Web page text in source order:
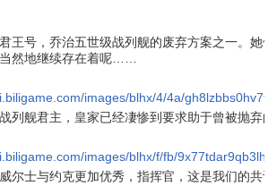
王号，乔治五世级战列舰的废弃方案之一。
然地继续存在着呢……
images/blhx/4/4a/
列舰君主，皇家已经凄惨到要求助于曾被抛弃
images/blhx/f/fb/
尔士与约克更加优秀，指挥官，这是我们的共